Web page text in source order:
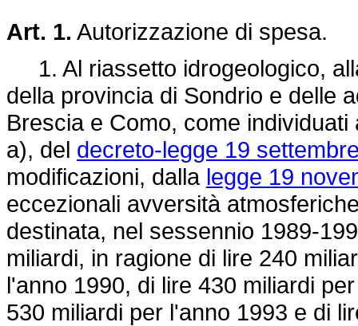
Art. 1. Autorizzazione di spesa.
1. Al riassetto idrogeologico,
della provincia di Sondrio e delle
Brescia e Como, come
a), del decreto-legge 19
modificazioni, dalla legge 19
eccezionali avversità
destinata, nel sessennio 1989-
miliardi, in ragione di lire 240
l'anno 1990, di lire 430 miliardi
530 miliardi per l'anno 1993 e di